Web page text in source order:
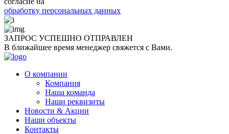
обработку персональных данных
ЗАПРОС УСПЕШНО ОТПРАВЛЕН
В ближайшее время менеджер свяжется с Вами.
О компании
Компания
Наша команда
Наши реквизиты
Новости & Акции
Наши объекты
Контакты